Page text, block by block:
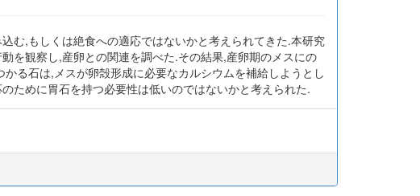
む,もしくは絶食への適応ではないかと考えられてきた.本研究
を観察し,産卵との関連を調べた.その結果,産卵期のメスにの
る石は,メスが卵殻形成に必要なカルシウムを補給しようとし
ために胃石を持つ必要性は低いのではないかと考えられた.